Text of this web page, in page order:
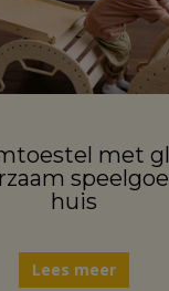
met
huis
Lees meer